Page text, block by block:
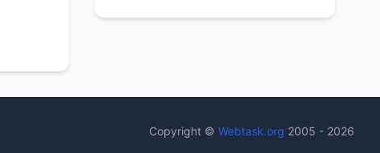
Copyright © Webtask.org 2005 - 2026